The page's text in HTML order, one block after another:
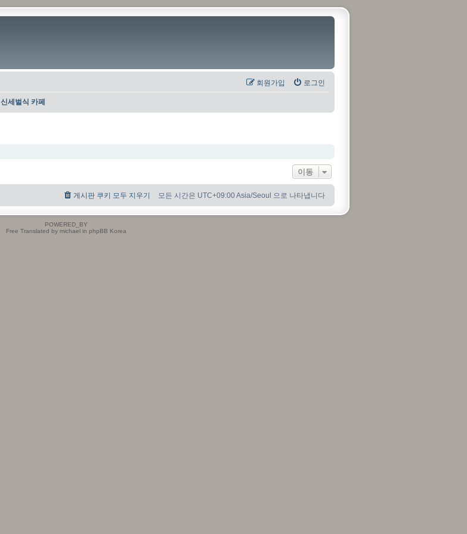
로그인
회원가입
신세벌식 카페
이동
모든 시간은 UTC+09:00 Asia/Seoul 으로 나타냅니다
게시판 쿠키 모두 지우기
POWERED_BY
Free Translated by michael in phpBB Korea